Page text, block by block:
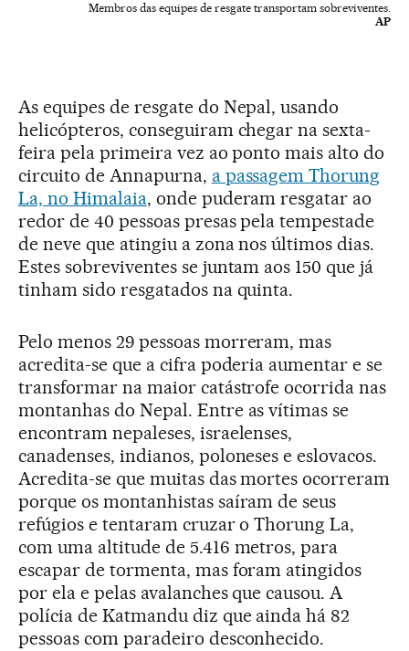
Membros das equipes de resgate transportam sobreviventes.
AP
As equipes de resgate do Nepal, usando
helicópteros, conseguiram chegar na sexta-
feira pela primeira vez ao ponto mais alto do
circuito de Annapurna, a passagem Thorung
La, no Himalaia, onde puderam resgatar ao
redor de 40 pessoas presas pela tempestade
de neve que atingiu a zona nos últimos dias.
Estes sobreviventes se juntam aos 150 que já
tinham sido resgatados na quinta.
Pelo menos 29 pessoas morreram, mas
acredita-se que a cifra poderia aumentar e se
transformar na maior catástrofe ocorrida nas
montanhas do Nepal. Entre as vítimas se
encontram nepaleses, israelenses,
canadenses, indianos, poloneses e eslovacos.
Acredita-se que muitas das mortes ocorreram
porque os montanhistas saíram de seus
refúgios e tentaram cruzar o Thorung La,
com uma altitude de 5.416 metros, para
escapar de tormenta, mas foram atingidos
por ela e pelas avalanches que causou. A
polícia de Katmandu diz que ainda há 82
pessoas com paradeiro desconhecido.